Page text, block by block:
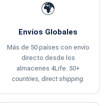
🌍
Envíos Globales
Más de 50 países con envío
directo desde los
almacenes 4Life. 50+
countries, direct shipping.